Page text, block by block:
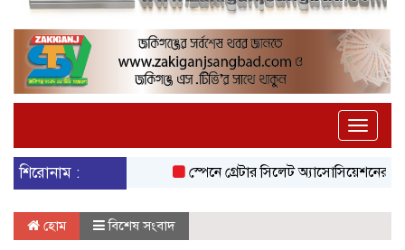
Toggle
শিরোনাম :
স্পেনে গ্রেটার সিলেট অ্যাসোসিয়েশনের
হোম বিশেষ সংবাদ